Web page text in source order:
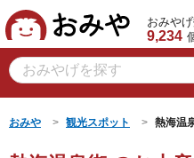
おみ
おみや
9,234
おみや 観光スポット 熱海温